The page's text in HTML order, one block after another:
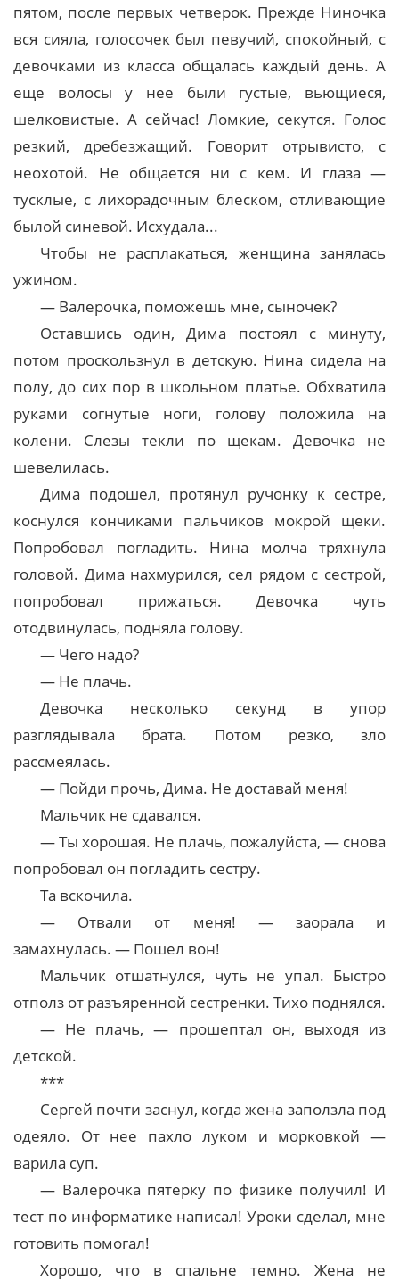
пятом, после первых четверок. Прежде Ниночка
вся сияла, голосочек был певучий, спокойный, с
девочками из класса общалась каждый день. А
еще волосы у нее были густые, вьющиеся,
шелковистые. А сейчас! Ломкие, секутся. Голос
резкий, дребезжащий. Говорит отрывисто, с
неохотой. Не общается ни с кем. И глаза —
тусклые, с лихорадочным блеском, отливающие
былой синевой. Исхудала...
Чтобы не расплакаться, женщина занялась
ужином.
— Валерочка, поможешь мне, сыночек?
Оставшись один, Дима постоял с минуту,
потом проскользнул в детскую. Нина сидела на
полу, до сих пор в школьном платье. Обхватила
руками согнутые ноги, голову положила на
колени. Слезы текли по щекам. Девочка не
шевелилась.
Дима подошел, протянул ручонку к сестре,
коснулся кончиками пальчиков мокрой щеки.
Попробовал погладить. Нина молча тряхнула
головой. Дима нахмурился, сел рядом с сестрой,
попробовал прижаться. Девочка чуть
отодвинулась, подняла голову.
— Чего надо?
— Не плачь.
Девочка несколько секунд в упор
разглядывала брата. Потом резко, зло
рассмеялась.
— Пойди прочь, Дима. Не доставай меня!
Мальчик не сдавался.
— Ты хорошая. Не плачь, пожалуйста, — снова
попробовал он погладить сестру.
Та вскочила.
— Отвали от меня! — заорала и
замахнулась. — Пошел вон!
Мальчик отшатнулся, чуть не упал. Быстро
отполз от разъяренной сестренки. Тихо поднялся.
— Не плачь, — прошептал он, выходя из
детской.
***
Сергей почти заснул, когда жена заползла под
одеяло. От нее пахло луком и морковкой —
варила суп.
— Валерочка пятерку по физике получил! И
тест по информатике написал! Уроки сделал, мне
готовить помогал!
Хорошо, что в спальне темно. Жена не